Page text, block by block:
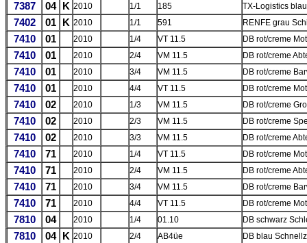
7387 04 K 2010 1/1 185 TX-Logistics
7402 01 K 2010 1/1 591 RENFE grau
7410 01 2010 1/4 VT 11.5 DB rot/creme
7410 01 2010 2/4 VM 11.5 DB rot/creme
7410 01 2010 3/4 VM 11.5 DB rot/creme
7410 01 2010 4/4 VT 11.5 DB rot/creme
7410 02 2010 1/3 VM 11.5 DB rot/creme
7410 02 2010 2/3 VM 11.5 DB rot/creme
7410 02 2010 3/3 VM 11.5 DB rot/creme
7410 71 2010 1/4 VT 11.5 DB rot/creme
7410 71 2010 2/4 VM 11.5 DB rot/creme
7410 71 2010 3/4 VM 11.5 DB rot/creme
7410 71 2010 4/4 VT 11.5 DB rot/creme
7810 04 2010 1/4 01.10 DB schwarz
7810 04 K 2010 2/4 AB4üe DB blau